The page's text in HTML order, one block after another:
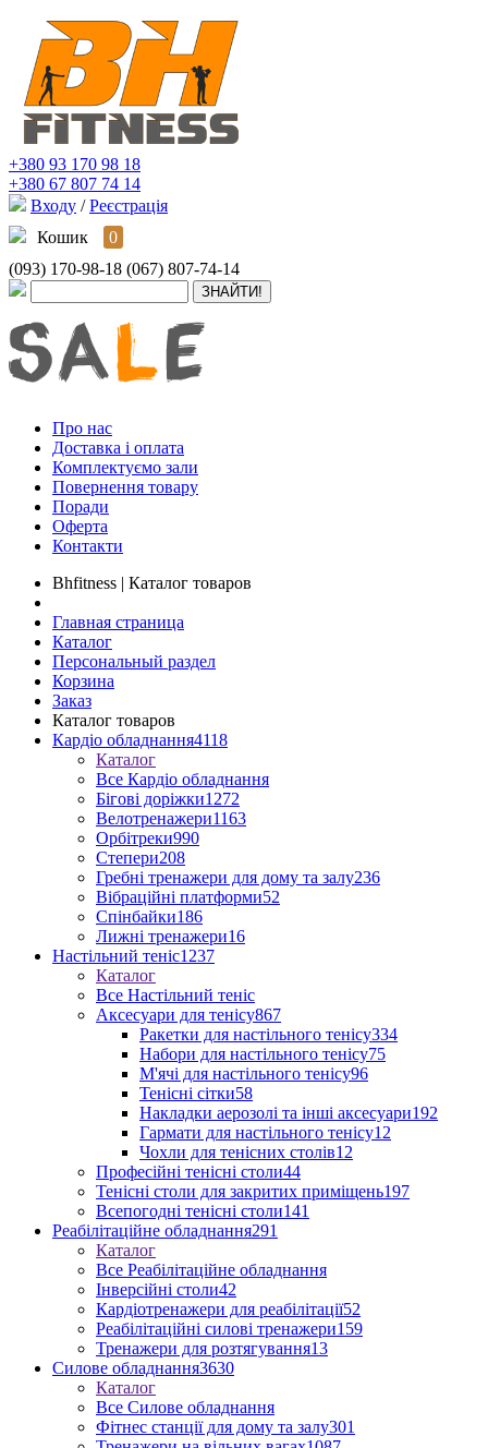
+380 93 170 98 18
+380 67 807 74 14
Входу / Реєстрація
Кошик
0
(093) 170-98-18 (067) 807-74-14
Про нас
Доставка і оплата
Комплектуємо зали
Повернення товару
Поради
Оферта
Контакти
Bhfitness | Каталог товаров
Главная страница
Каталог
Персональный раздел
Корзина
Заказ
Каталог товаров
Кардіо обладнання4118
Каталог
Все Кардіо обладнання
Бігові доріжки1272
Велотренажери1163
Орбітреки990
Степери208
Гребні тренажери для дому та залу236
Вібраційні платформи52
Спінбайки186
Лижні тренажери16
Настільний теніс1237
Каталог
Все Настільний теніс
Аксесуари для тенісу867
Ракетки для настільного тенісу334
Набори для настільного тенісу75
М'ячі для настільного тенісу96
Тенісні сітки58
Накладки аерозолі та інші аксесуари192
Гармати для настільного тенісу12
Чохли для тенісних столів12
Професійні тенісні столи44
Тенісні столи для закритих приміщень197
Всепогодні тенісні столи141
Реабілітаційне обладнання291
Каталог
Все Реабілітаційне обладнання
Інверсійні столи42
Кардіотренажери для реабілітації52
Реабілітаційні силові тренажери159
Тренажери для розтягування13
Силове обладнання3630
Каталог
Все Силове обладнання
Фітнес станції для дому та залу301